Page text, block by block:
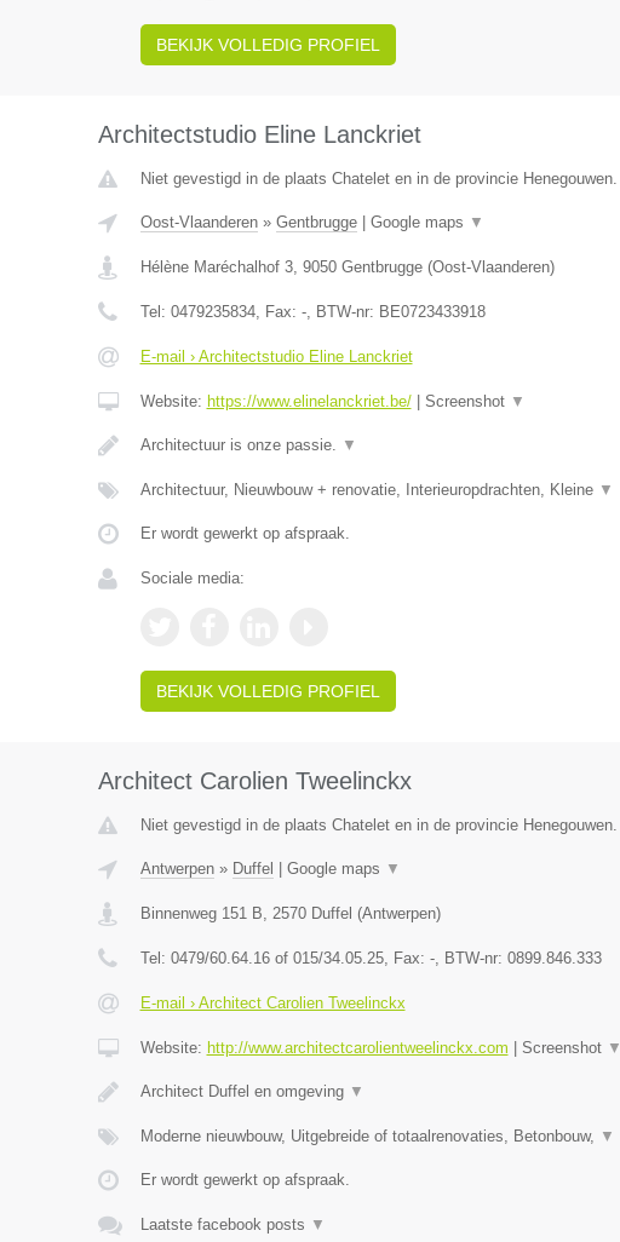
BEKIJK VOLLEDIG PROFIEL
Architectstudio Eline Lanckriet
Niet gevestigd in de plaats Chatelet en in de provincie Henegouwen.
Oost-Vlaanderen» Gentbrugge| Google maps ▼
Hélène Maréchalhof 3, 9050 Gentbrugge(Oost-Vlaanderen)
Tel: 0479235834, Fax: -, BTW-nr: BE0723433918
E-mail › Architectstudio Eline Lanckriet
Website: https://www.elinelanckriet.be/| Screenshot ▼
Architectuur is onze passie. ▼
Architectuur, Nieuwbouw + renovatie, Interieuropdrachten, Kleine ▼
Er wordt gewerkt op afspraak.
Sociale media:
BEKIJK VOLLEDIG PROFIEL
Architect Carolien Tweelinckx
Niet gevestigd in de plaats Chatelet en in de provincie Henegouwen.
Antwerpen» Duffel Google maps ▼
Binnenweg 151 B, 2570 Duffel (Antwerpen)
Tel: 0479/60.64.16 of 015/34.05.25, Fax: -, BTW-nr: 0899.846.333
E-mail › Architect Carolien Tweelinckx
Website: http://www.architectcarolientweelinckx.com Screenshot ▼
Architect Duffel en omgeving ▼
Moderne nieuwbouw, Uitgebreide of totaalrenovaties, Betonbouw, ▼
Er wordt gewerkt op afspraak.
Laatste facebook posts ▼